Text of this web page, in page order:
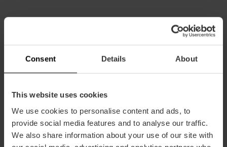
Consent Details About
This website uses cookies
We use cookies to personalise content and ads, to
provide social media features and to analyse our traffic.
We also share information about your use of our site with
Com arribar
Bus
4,6, 8,10,11,16,26,28,31,32,70,71, 81,C1